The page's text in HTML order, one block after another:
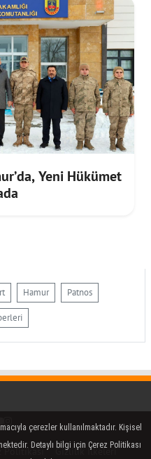
Yeni Hükümet
Hamur Patnos
(X)
YouTube
Instagram
Politikası Gizlilik İlkeleri
çerezler kullanılmaktadır. Kişisel
Detaylı bilgi için Çerez Politikası